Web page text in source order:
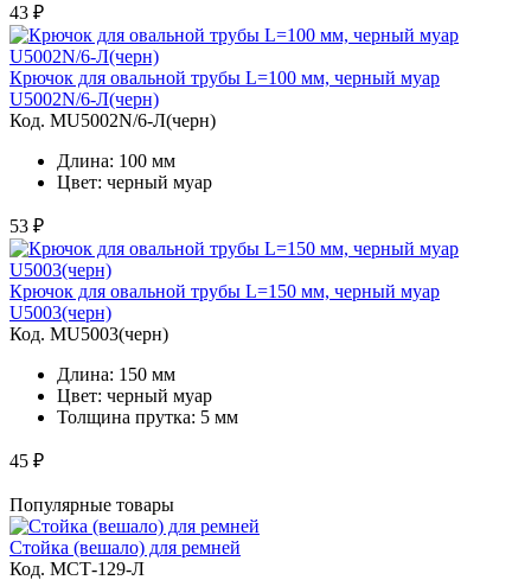
43 ₽
Крючок для овальной трубы L=100 мм, черный муар
U5002N/6-Л(черн)
Код. MU5002N/6-Л(черн)
Длина: 100 мм
Цвет: черный муар
53 ₽
Крючок для овальной трубы L=150 мм, черный муар
U5003(черн)
Код. MU5003(черн)
Длина: 150 мм
Цвет: черный муар
Толщина прутка: 5 мм
45 ₽
Популярные товары
Стойка (вешало) для ремней
Код. MСТ-129-Л